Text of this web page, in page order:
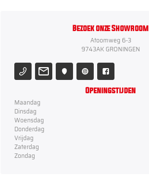
Bezoek onze Showroom
Atoomweg 6-3
9743AK GRONINGEN
Openingstijden
Maandag
Dinsdag
Woensdag
Donderdag
Vrijdag
Zaterdag
Zondag